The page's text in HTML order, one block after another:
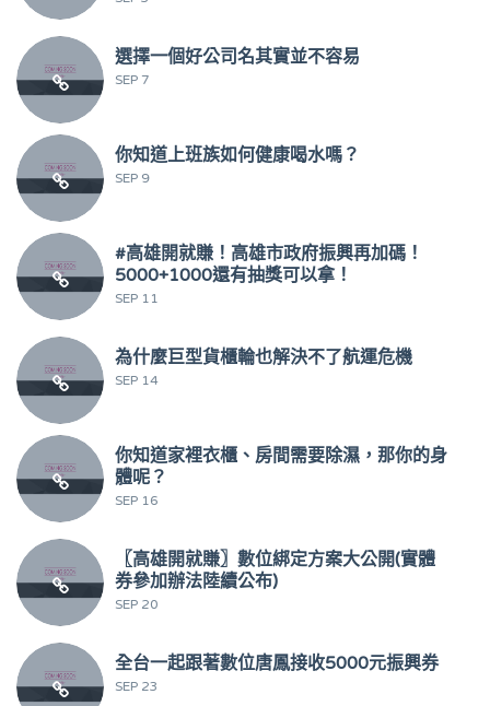
選擇一個好公司名其實並不容易
SEP 7
你知道上班族如何健康喝水嗎？
SEP 9
#高雄開就賺！高雄市政府振興再加碼！
5000+1000還有抽獎可以拿！
SEP 11
為什麼巨型貨櫃輪也解決不了航運危機
SEP 14
你知道家裡衣櫃、房間需要除濕，那你的身
體呢？
SEP 16
〖高雄開就賺〗數位綁定方案大公開(實體
券參加辦法陸續公布)
SEP 20
全台一起跟著數位唐鳳接收5000元振興券
SEP 23